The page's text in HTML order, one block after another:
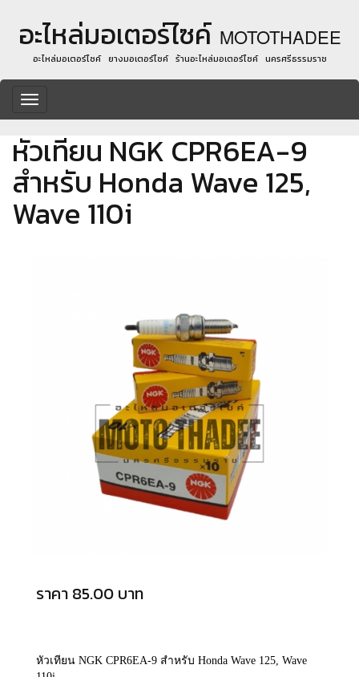
อะไหล่มอเตอร์ไซค์ MOTOTHADEE
อะไหล่มอเตอร์ไซค์ ยางมอเตอร์ไซค์ ร้านอะไหล่มอเตอร์ไซค์ นครศรีธรรมราช
Toggle
navigation
หัวเทียน NGK CPR6EA-9
สำหรับ Honda Wave 125,
Wave 110i
ราคา 85.00 บาท
หัวเทียน NGK CPR6EA-9 สำหรับ Honda Wave 125, Wave